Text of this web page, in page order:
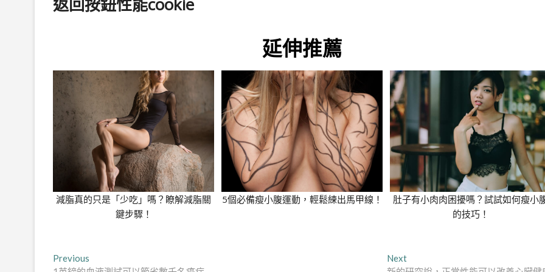
延伸推薦
減脂真的只是「少吃」嗎？瞭解減脂關
鍵步驟！
5個必備瘦小腹運動，輕鬆練出馬甲線！
肚子有小肉肉困擾嗎？試試如何瘦小
的技巧！
文
Previous NextNext